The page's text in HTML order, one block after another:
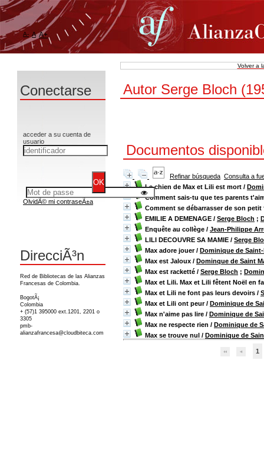
Volver a
Autor Serge Bloch
Documentos
Refinar búsqueda Consulta a
Le chien de Max et Lili est mort /
Comment sais-tu que tes parents
Comment se débarrasser de son petit
EMILIE A DEMENAGE / Serge Bloch ;
Enquête au collège / Jean-Philippe
LILI DECOUVRE SA MAMIE / Serge
Max adore jouer/ Dominique de Saint-
Max est Jaloux / Dominque de Saint
Max est racketté / Serge Bloch ;
Max et Lili. Max et Lili fêtent Noël en
Max et Lili ne font pas leurs devoirs /
Max et Lili ont peur/ Dominique de
Max n'aime pas lire / Dominique de
Max ne respecte rien / Dominique de
Max se trouve nul / Dominique de
1
A- A A+
Conectarse
acceder a su cuenta de
usuario
OlvidÃ© mi contraseÃ±a
DirecciÃ³n
Red de Bibliotecas de las Alianzas
Francesas de Colombia.
BogotÃ¡
Colombia
+ (57)1 395000 ext.1201, 2201 o
3305
pmb-
alianzafrancesa@cloudbiteca.com